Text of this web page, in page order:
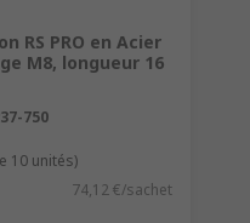
RS PRO en Acier
M8, longueur 16
750
10 unités)
74,12 €/sachet